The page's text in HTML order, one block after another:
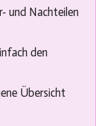
und Nachteilen
den
Übersicht